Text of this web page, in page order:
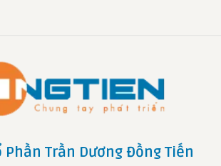
Phần Trần Dương Đồng Tiến